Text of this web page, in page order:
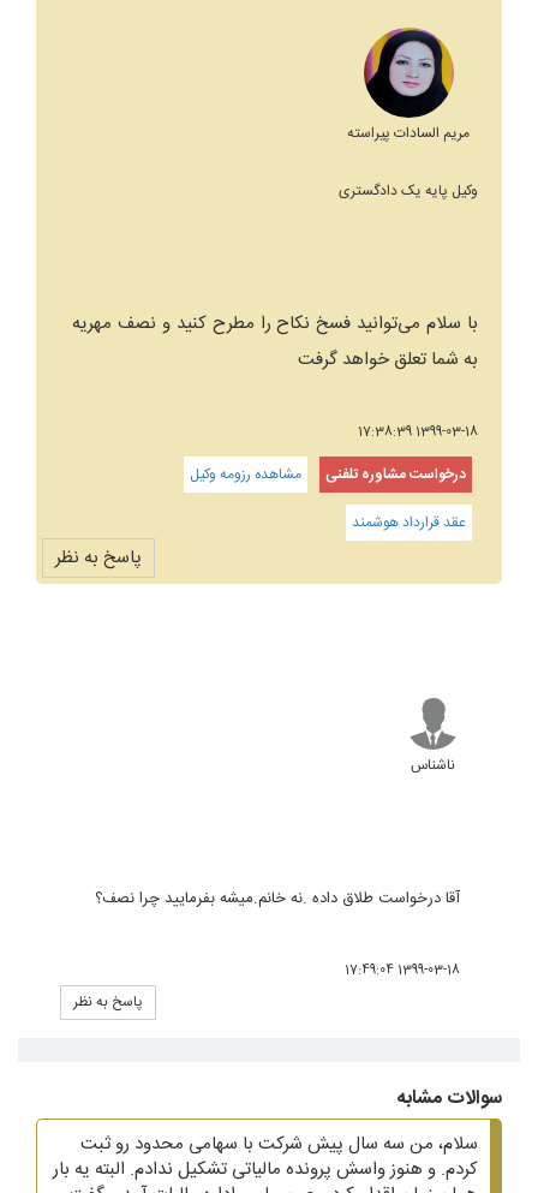
مریم السادات پیراسته
وکیل پایه یک دادگستری
با سلام می‌توانید فسخ نکاح را مطرح کنید و نصف مهریه
به شما تعلق خواهد گرفت
1399-03-18 17:38:39
درخواست مشاوره تلفنی
مشاهده رزومه وکیل
عقد قرارداد هوشمند
پاسخ به نظر
ناشناس
آقا درخواست طلاق داده .نه خانم.میشه بفرمایید چرا نصف؟
1399-03-18 17:49:04
پاسخ به نظر
سوالات مشابه
سلام، من سه سال پیش شرکت با سهامی محدود رو ثبت
کردم. و هنوز واسش پرونده مالیاتی تشکیل ندادم. البته یه بار